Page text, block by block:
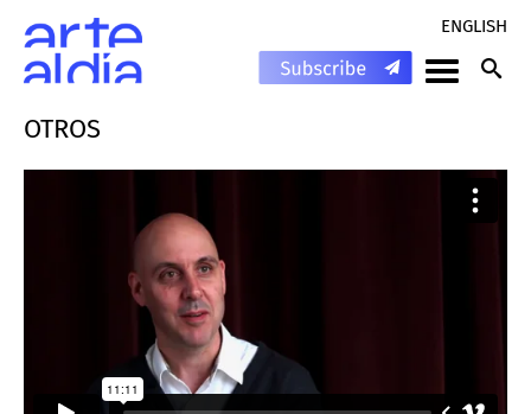
ENGLISH
OTROS